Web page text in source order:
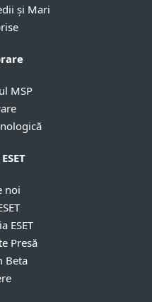
și Mari
MSP
noi
ESET
Presă
Beta